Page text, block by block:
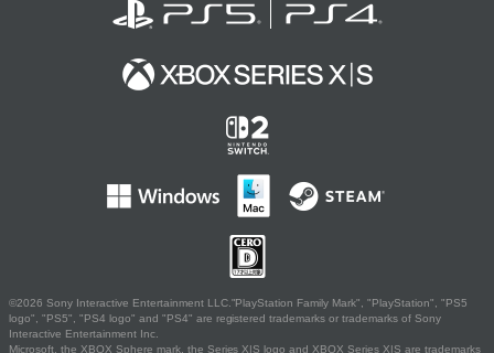
©2026 Sony Interactive Entertainment LLC."PlayStation Family Mark", "PlayStation", "PS5
logo", "PS5", "PS4 logo" and "PS4" are registered trademarks or trademarks of Sony
Interactive Entertainment Inc.
Microsoft, the XBOX Sphere mark, the Series X|S logo and XBOX Series X|S are trademarks